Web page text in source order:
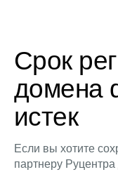
Срок
домена
истек
Если вы хотите
партнеру